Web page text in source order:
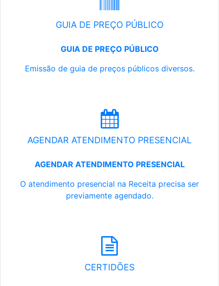
GUIA DE PREÇO PÚBLICO
GUIA DE PREÇO PÚBLICO
Emissão de guia de preços públicos diversos.
AGENDAR ATENDIMENTO PRESENCIAL
AGENDAR ATENDIMENTO PRESENCIAL
O atendimento presencial na Receita precisa ser
previamente agendado.
CERTIDÕES